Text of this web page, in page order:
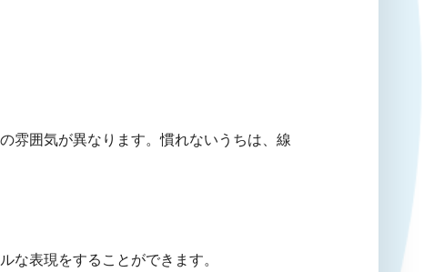
雰囲気が異なります。慣れないうちは、線
な表現をすることができます。